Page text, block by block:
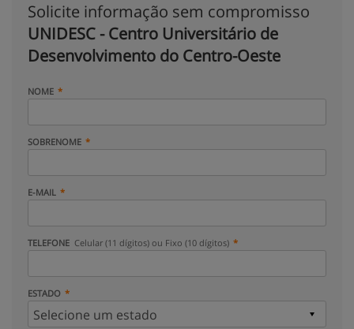
Solicite informação sem compromisso
UNIDESC - Centro Universitário de
Desenvolvimento do Centro-Oeste
NOME
SOBRENOME
E-MAIL
TELEFONE Celular (11 dígitos) ou Fixo (10 dígitos)
ESTADO